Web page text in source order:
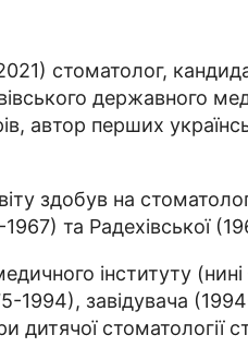
стоматолог,
державного
автор перших
здобув на
та Радехівської
інституту
1994), завідувача
стоматології